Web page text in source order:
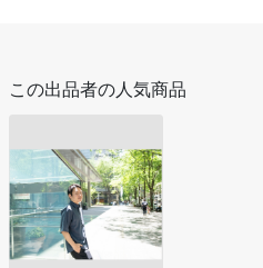
この出品者の人気商品